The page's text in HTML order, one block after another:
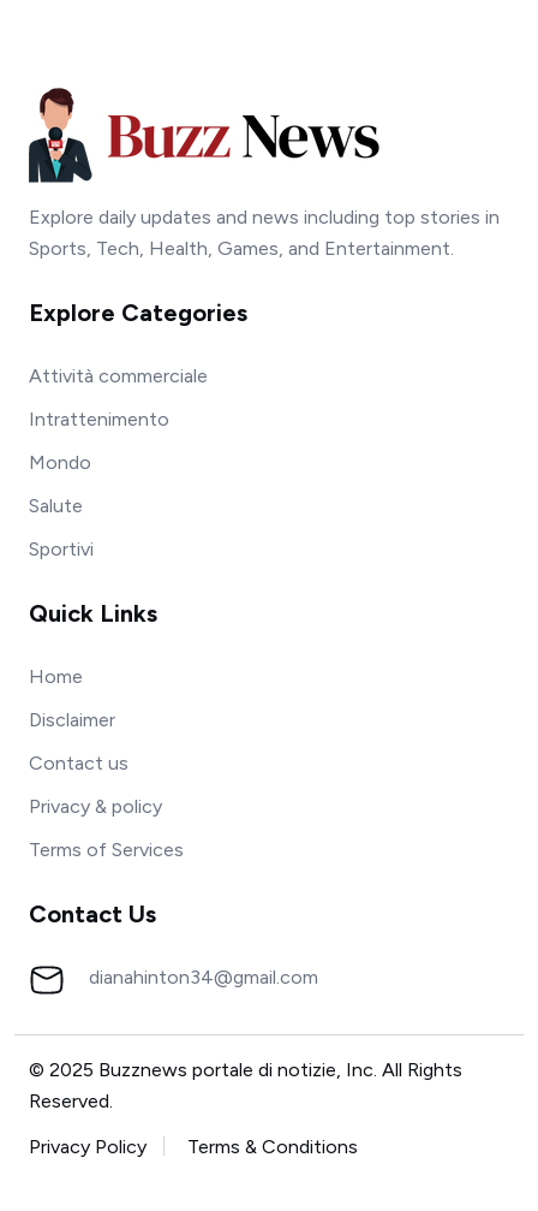
Explore daily updates and news including top stories in
Sports, Tech, Health, Games, and Entertainment.
Explore Categories
Attività commerciale
Intrattenimento
Mondo
Salute
Sportivi
Quick Links
Home
Disclaimer
Contact us
Privacy & policy
Terms of Services
Contact Us
dianahinton34@gmail.com
© 2025 Buzznews portale di notizie, Inc. All Rights
Reserved.
Privacy Policy
Terms & Conditions